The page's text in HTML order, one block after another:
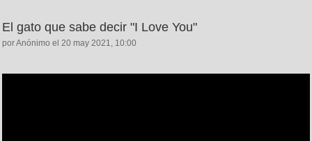
El gato que sabe decir "I Love You"
por Anónimo el 20 may 2021, 10:00